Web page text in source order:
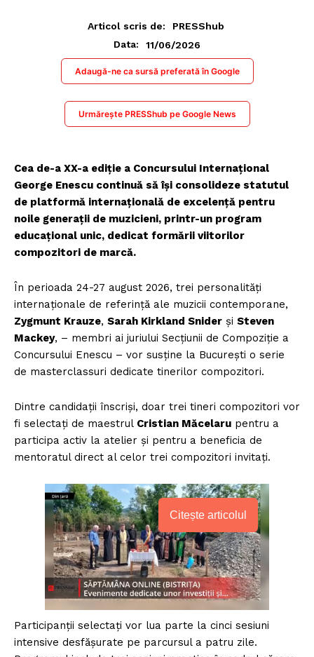
Articol scris de:
PRESShub
Data:
11/06/2026
Adaugă-ne ca sursă preferată în Google
Urmărește PRESShub pe Google News
Cea de-a XX-a ediție a Concursului Internațional
George Enescu continuă să își consolideze statutul
de platformă internațională de excelență pentru
noile generații de muzicieni, printr-un program
educațional unic, dedicat formării viitorilor
compozitori de marcă.
În perioada 24-27 august 2026, trei personalități
internaționale de referință ale muzicii contemporane,
Zygmunt Krauze, Sarah Kirkland Snider și Steven
Mackey, – membri ai juriului Secțiunii de Compoziție a
Concursului Enescu – vor susține la București o serie
de masterclassuri dedicate tinerilor compozitori.
Dintre candidații înscriși, doar trei tineri compozitori vor
fi selectați de maestrul Cristian Măcelaru pentru a
participa activ la atelier și pentru a beneficia de
mentoratul direct al celor trei compozitori invitați.
Citește articolul
Participanții selectați vor lua parte la cinci sesiuni
intensive desfășurate pe parcursul a patru zile.